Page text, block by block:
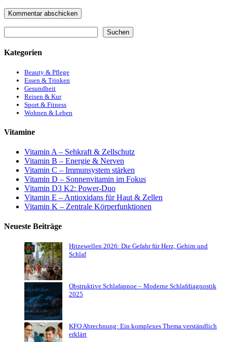
Suchen
Kategorien
Beauty & Pflege
Essen & Trinken
Gesundheit
Reisen & Kur
Sport & Fitness
Wohnen & Leben
Vitamine
Vitamin A – Sehkraft & Zellschutz
Vitamin B – Energie & Nerven
Vitamin C – Immunsystem stärken
Vitamin D – Sonnenvitamin im Fokus
Vitamin D3 K2: Power-Duo
Vitamin E – Antioxidans für Haut & Zellen
Vitamin K – Zentrale Körperfunktionen
Neueste Beiträge
Hitzewellen 2026: Die Gefahr für Herz, Gehirn und
Schlaf
Obstruktive Schlafapnoe – Moderne Schlafdiagnostik
2025
KFO Abrechnung: Ein komplexes Thema verständlich
erklärt